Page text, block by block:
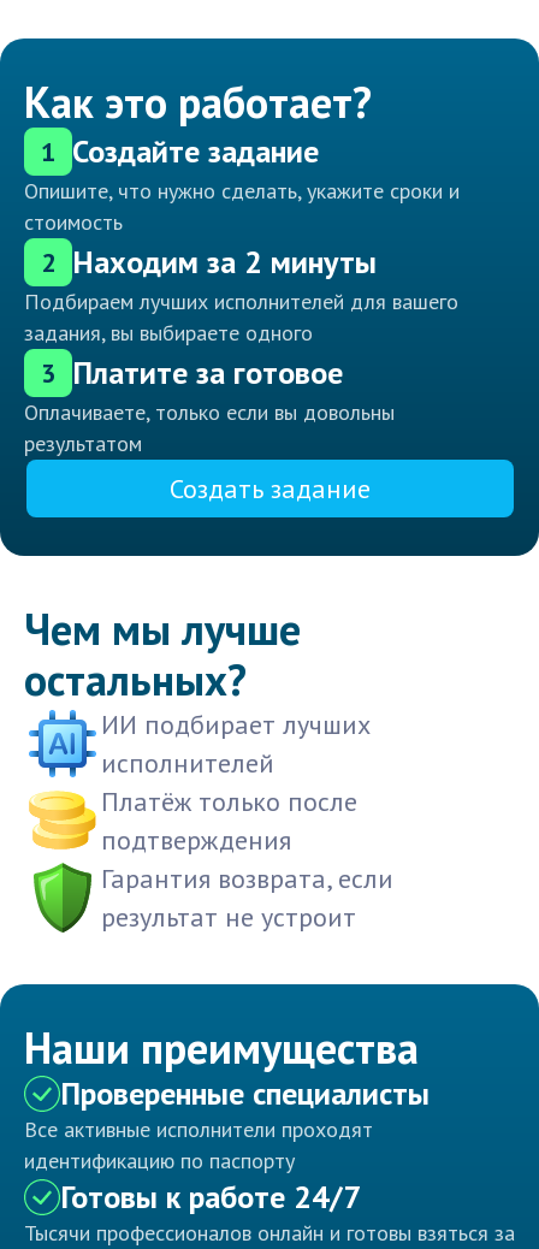
Как это работает?
1 Создайте задание
Опишите, что нужно сделать, укажите сроки и
стоимость
2 Находим за 2 минуты
Подбираем лучших исполнителей для вашего
задания, вы выбираете одного
3 Платите за готовое
Оплачиваете, только если вы довольны
результатом
Создать задание
Чем мы лучше
остальных?
ИИ подбирает лучших
исполнителей
Платёж только после
подтверждения
Гарантия возврата, если
результат не устроит
Наши преимущества
Проверенные специалисты
Все активные исполнители проходят
идентификацию по паспорту
Готовы к работе 24/7
Тысячи профессионалов онлайн и готовы взяться за